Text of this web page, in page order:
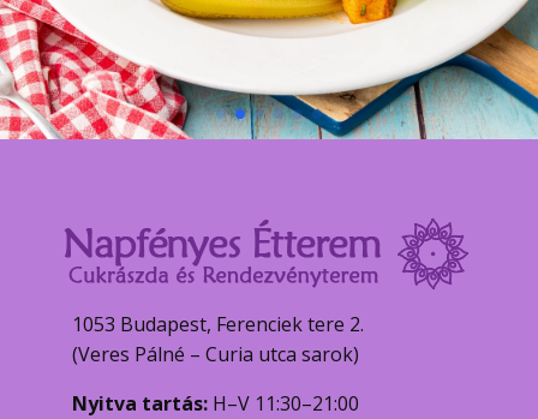
1053 Budapest, Ferenciek tere 2.
(Veres Pálné – Curia utca sarok)
Nyitva tartás: H–V 11:30–21:00